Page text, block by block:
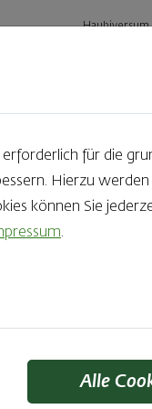
für die
Hierzu
können Sie
.
Alle